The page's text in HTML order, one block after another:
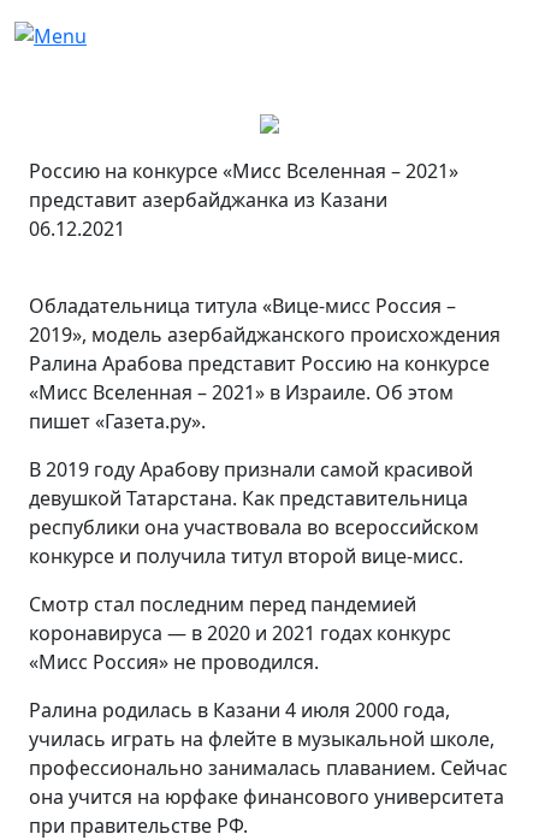
Россию на конкурсе «Мисс Вселенная – 2021»
представит азербайджанка из Казани
06.12.2021
Обладательница титула «Вице-мисс Россия –
2019», модель азербайджанского происхождения
Ралина Арабова представит Россию на конкурсе
«Мисс Вселенная – 2021» в Израиле. Об этом
пишет «Газета.ру».
В 2019 году Арабову признали самой красивой
девушкой Татарстана. Как представительница
республики она участвовала во всероссийском
конкурсе и получила титул второй вице-мисс.
Смотр стал последним перед пандемией
коронавируса — в 2020 и 2021 годах конкурс
«Мисс Россия» не проводился.
Ралина родилась в Казани 4 июля 2000 года,
училась играть на флейте в музыкальной школе,
профессионально занималась плаванием. Сейчас
она учится на юрфаке финансового университета
при правительстве РФ.